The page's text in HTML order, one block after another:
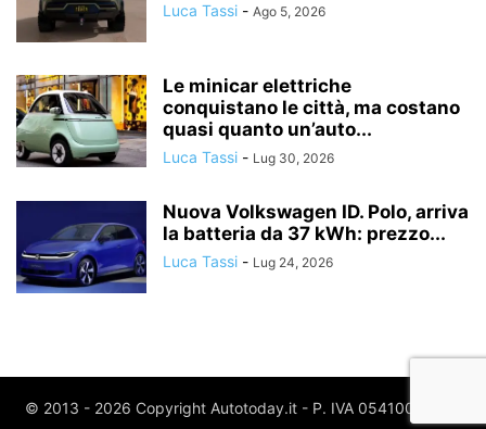
Luca Tassi - Ago 5, 2026
Le minicar elettriche
conquistano le città, ma costano
quasi quanto un’auto...
Luca Tassi - Lug 30, 2026
Nuova Volkswagen ID. Polo, arriva
la batteria da 37 kWh: prezzo...
Luca Tassi - Lug 24, 2026
© 2013 - 2026 Copyright Autotoday.it - P. IVA 05410020969